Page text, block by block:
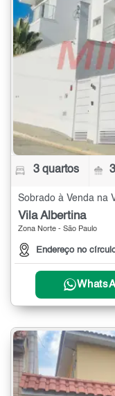
3 quartos
Sobrado à Venda na
Vila Albertina
Zona Norte - São Paulo
Endereço no